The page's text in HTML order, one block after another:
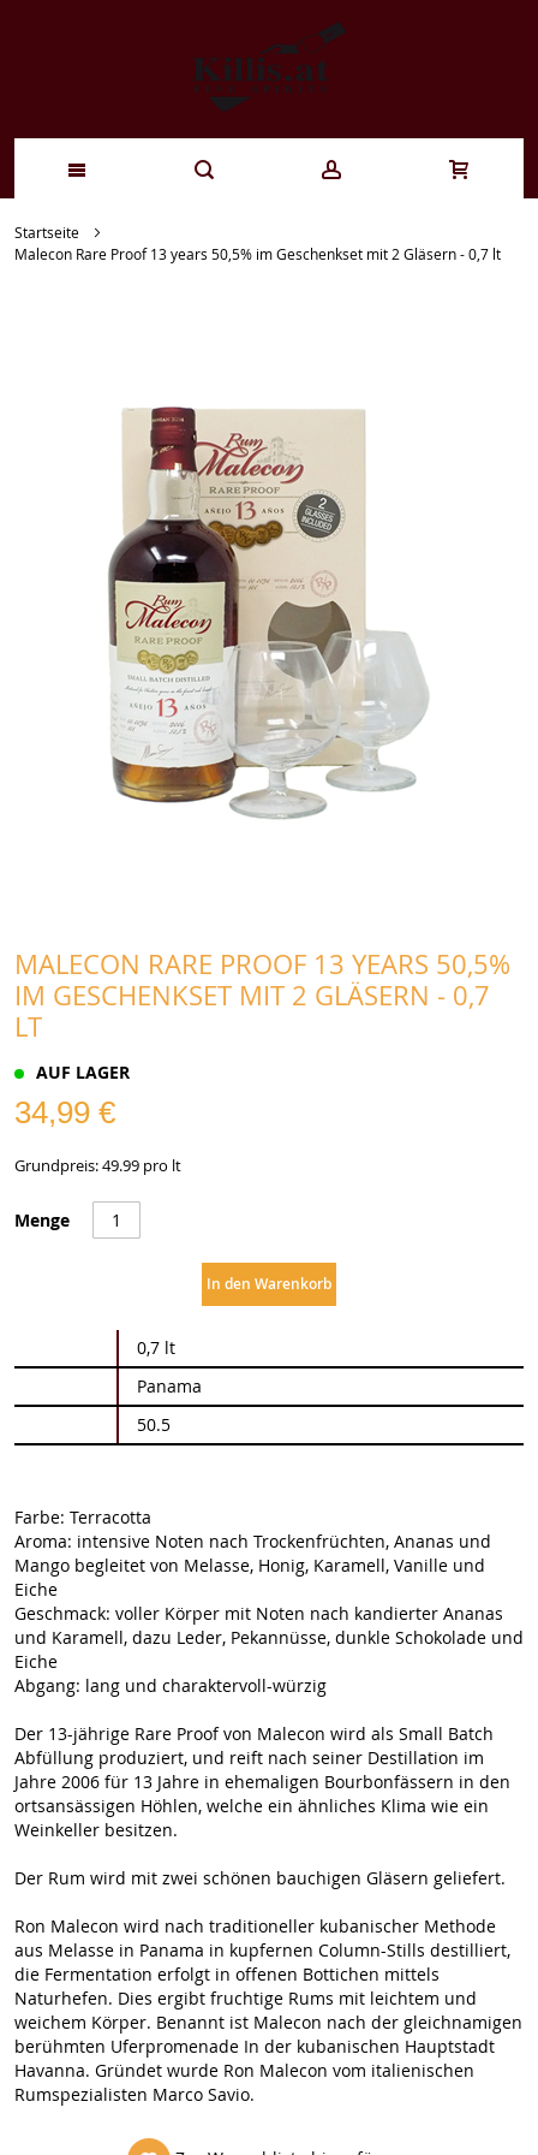
Zum
Startseite
Malecon Rare Proof 13 years 50,5% im Geschenkset mit 2 Gläsern - 0,7 lt
MALECON RARE PROOF 13 YEARS 50,5%
IM GESCHENKSET MIT 2 GLÄSERN - 0,7
LT
AUF LAGER
34,99 €
Grundpreis: 49.99 pro lt
Menge
In den Warenkorb
Informationen
0,7 lt
Panama
50.5
Farbe: Terracotta
Aroma: intensive Noten nach Trockenfrüchten, Ananas und
Mango begleitet von Melasse, Honig, Karamell, Vanille und
Eiche
Geschmack: voller Körper mit Noten nach kandierter Ananas
und Karamell, dazu Leder, Pekannüsse, dunkle Schokolade und
Eiche
Abgang: lang und charaktervoll-würzig
Der 13-jährige Rare Proof von Malecon wird als Small Batch
Abfüllung produziert, und reift nach seiner Destillation im
Jahre 2006 für 13 Jahre in ehemaligen Bourbonfässern in den
ortsansässigen Höhlen, welche ein ähnliches Klima wie ein
Weinkeller besitzen.
Der Rum wird mit zwei schönen bauchigen Gläsern geliefert.
Ron Malecon wird nach traditioneller kubanischer Methode
aus Melasse in Panama in kupfernen Column-Stills destilliert,
die Fermentation erfolgt in offenen Bottichen mittels
Naturhefen. Dies ergibt fruchtige Rums mit leichtem und
weichem Körper. Benannt ist Malecon nach der gleichnamigen
berühmten Uferpromenade In der kubanischen Hauptstadt
Havanna. Gründet wurde Ron Malecon vom italienischen
Rumspezialisten Marco Savio.